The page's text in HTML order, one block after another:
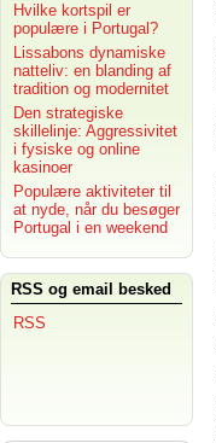
Hvilke kortspil er
populære i Portugal?
Lissabons dynamiske
natteliv: en blanding af
tradition og modernitet
Den strategiske
skillelinje: Aggressivitet
i fysiske og online
kasinoer
Populære aktiviteter til
at nyde, når du besøger
Portugal i en weekend
RSS og email besked
RSS